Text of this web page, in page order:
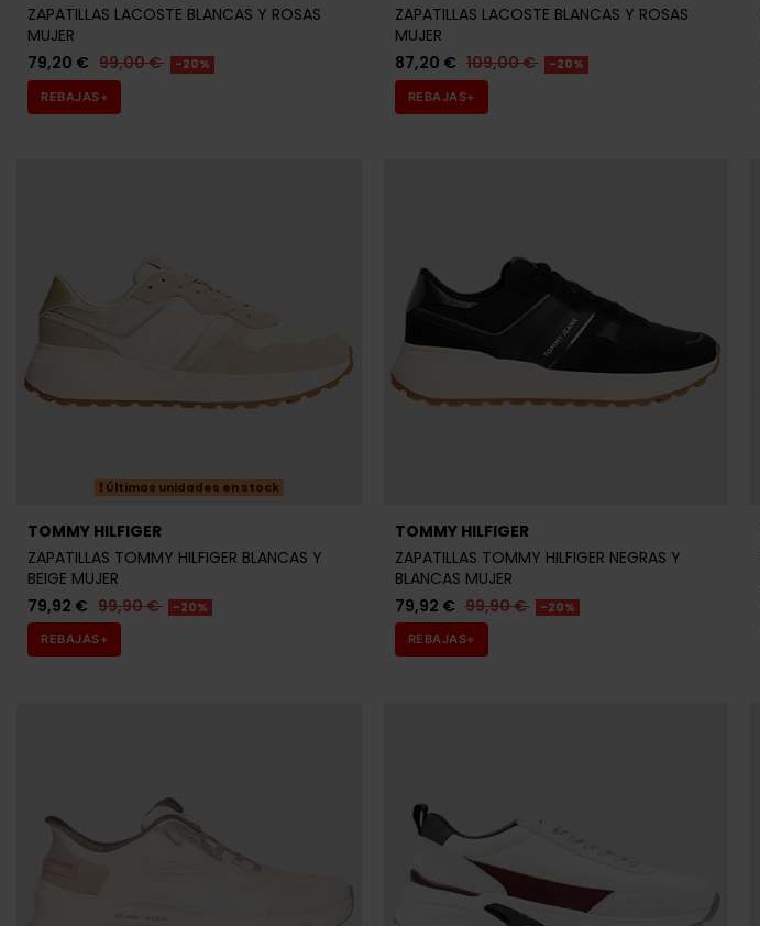
ZAPATILLAS LACOSTE BLANCAS Y ROSAS
MUJER
79,20 € 99,00 € -20%
REBAJAS+
ZAPATILLAS LACOSTE BLANCAS Y ROSAS
MUJER
87,20 € 109,00 € -20%
REBAJAS+
Últimas unidades en stock
TOMMY HILFIGER
ZAPATILLAS TOMMY HILFIGER BLANCAS Y
BEIGE MUJER
79,92 € 99,90 € -20%
REBAJAS+
TOMMY HILFIGER
ZAPATILLAS TOMMY HILFIGER NEGRAS Y
BLANCAS MUJER
79,92 € 99,90 € -20%
REBAJAS+